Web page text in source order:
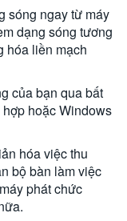
sóng ngay từ máy
dạng sóng tương
hóa liền mạch
của bạn qua bất
hoặc Windows
hóa việc thu
bộ bàn làm việc
phát chức